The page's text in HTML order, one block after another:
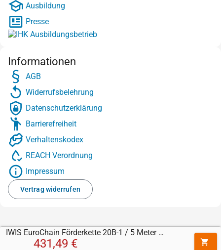
IWIS EuroChain Förderkette 20B-1 / 5 Meter Rolle
431,49 €
Ausbildung
Presse
Informationen
AGB
Widerrufsbelehrung
Datenschutzerklärung
Barrierefreiheit
Verhaltenskodex
REACH Verordnung
Impressum
Vertrag widerrufen